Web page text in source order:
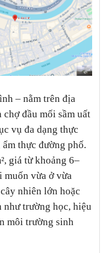
– nằm trên địa
đầu mối sầm uất
vụ đa dạng thực
thực đường phố.
giá từ khoảng 6–
muốn vừa ở vừa
nhiên lớn hoặc
như trường học, hiệu
môi trường sinh